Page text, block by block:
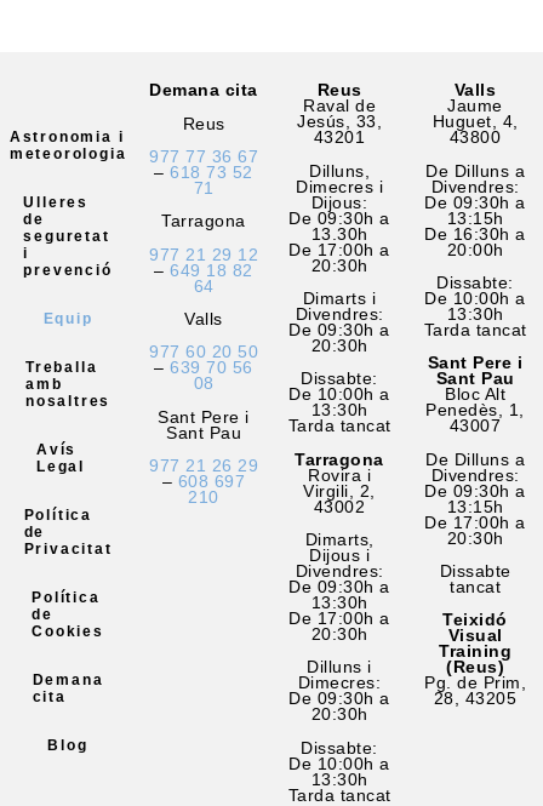
Astronomia i
meteorologia
Ulleres
de
seguretat
i
prevenció
Equip
Treballa
amb
nosaltres
Avís
Legal
Política
de
Privacitat
Política
de
Cookies
Demana
cita
Blog
Demana cita
Reus
977 77 36 67
–618 73 52
71
Tarragona
977 21 29 12
–649 18 82
64
Valls
977 60 20 50
–639 70 56
08
Sant Pere i
Sant Pau
977 21 26 29
– 608 697
210
Reus
Raval de
Jesús, 33,
43201
Dilluns,
Dimecres i
Dijous:
De 09:30h a
13.30h
De 17:00h a
20:30h
Dimarts i
Divendres:
De 09:30h a
20:30h
Dissabte:
De 10:00h a
13:30h
Tarda tancat
Tarragona
Rovira i
Virgili, 2,
43002
Dimarts,
Dijous i
Divendres:
De 09:30h a
13:30h
De 17:00h a
20:30h
Dilluns i
Dimecres:
De 09:30h a
20:30h
Dissabte:
De 10:00h a
13:30h
Tarda tancat
Valls
Jaume
Huguet, 4,
43800
De Dilluns a
Divendres:
De 09:30h a
13:15h
De 16:30h a
20:00h
Dissabte:
De 10:00h a
13:30h
Tarda tancat
Sant Pere i
Sant Pau
Bloc Alt
Penedès, 1,
43007
De Dilluns a
Divendres:
De 09:30h a
13:15h
De 17:00h a
20:30h
Dissabte
tancat
Teixidó
Visual
Training
(Reus)
Pg. de Prim,
28, 43205